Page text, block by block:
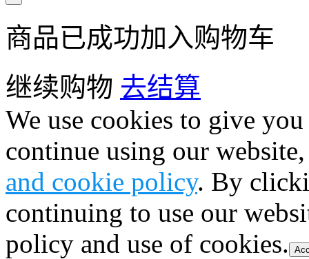
商品已成功加入购物车
继续购物 去结算
We use cookies to give
continue using our
and cookie policy. By
continuing to use our
policy and use of cookies.